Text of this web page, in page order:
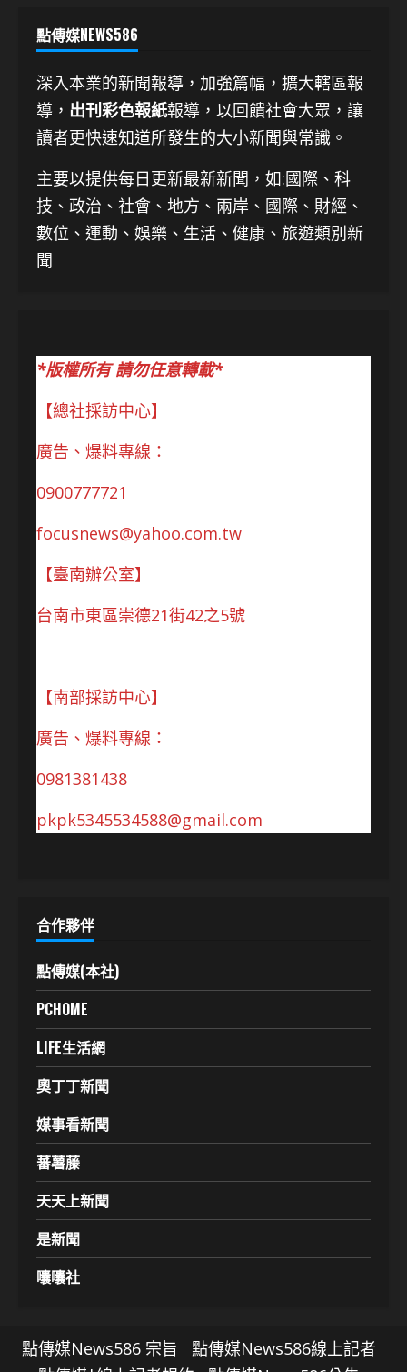
點傳媒NEWS586
深入本業的新聞報導，加強篇幅，擴大轄區報
導， 出刊彩色報紙報導，以回饋社會大眾，讓
讀者更快速知道所發生的大小新聞與常識。
主要以提供每日更新最新新聞 ，如:國際、科
技、 政治、社會、地方、兩岸、國際、財經、
數位、運動、娛樂、生活、健康、旅遊類別新
聞
*版權所有 請勿任意轉載*
【總社採訪中心】
廣告、爆料專線：
0900777721
focusnews@yahoo.com.tw
【臺南辦公室】
台南市東區崇德21街42之5號
【南部採訪中心】
廣告、爆料專線：
0981381438
pkpk5345534588@gmail.com
合作夥伴
點傳媒(本社)
PCHOME
LIFE生活網
奧丁丁新聞
媒事看新聞
蕃薯藤
天天上新聞
是新聞
囔囔社
點傳媒News586 宗旨
點傳媒News586線上記者